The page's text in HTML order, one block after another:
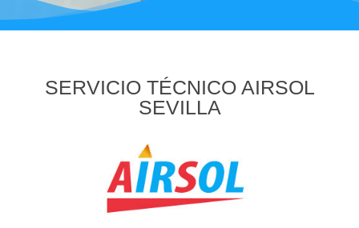
SERVICIO TÉCNICO AIRSOL
SEVILLA